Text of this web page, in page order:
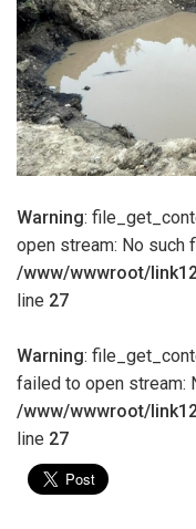
Warning:
open stream: No such
/www/wwwroot/
line 27
Warning:
failed to open stream:
/www/wwwroot/
line 27